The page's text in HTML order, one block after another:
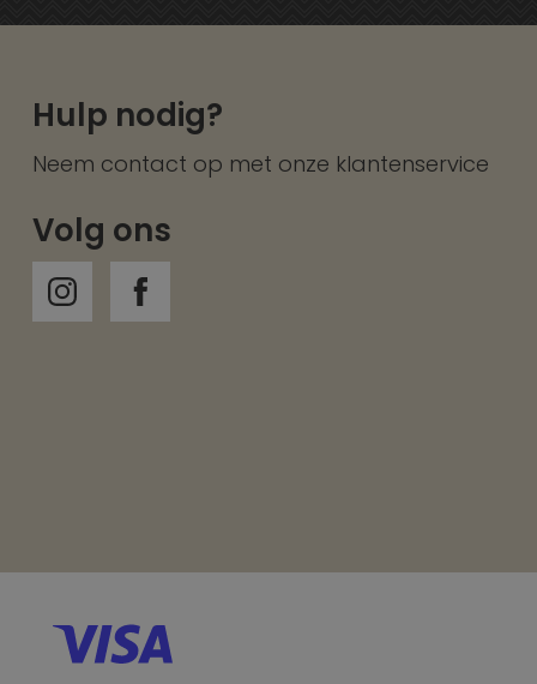
Hulp nodig?
Neem contact op met onze klantenservice
Volg ons